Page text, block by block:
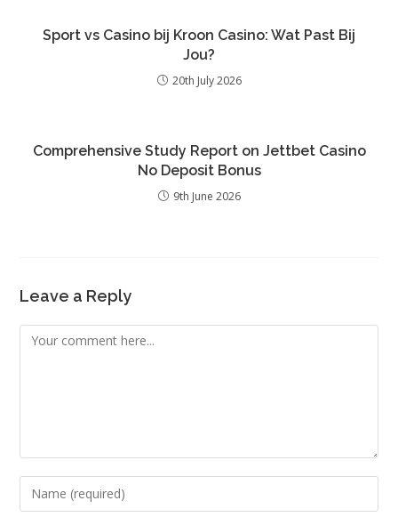
Sport vs Casino bij Kroon Casino: Wat Past Bij
Jou?
20th July 2026
Comprehensive Study Report on Jettbet Casino
No Deposit Bonus
9th June 2026
Leave a Reply